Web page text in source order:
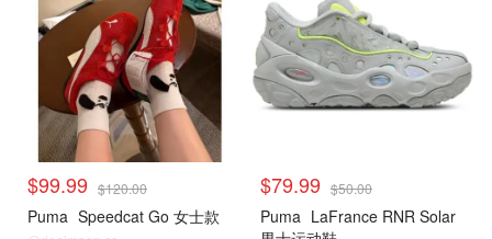
$99.99 $120.00
Puma Speedcat Go 女士款
$79.99 $50.00
Puma LaFrance RNR Solar